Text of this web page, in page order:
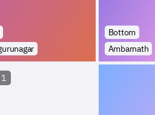
Bottom
Ambarnath
1